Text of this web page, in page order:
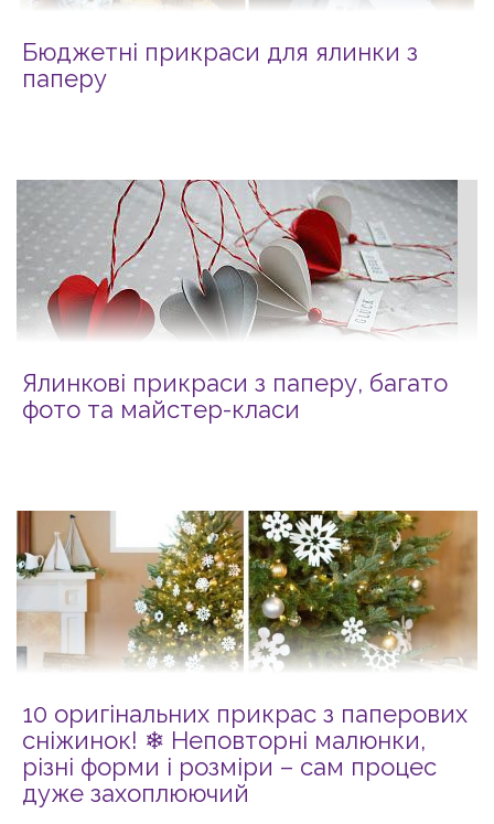
Бюджетні прикраси для ялинки з
паперу
Ялинкові прикраси з паперу, багато
фото та майстер-класи
10 оригінальних прикрас з паперових
сніжинок! ❄ Неповторні малюнки,
різні форми і розміри – сам процес
дуже захоплюючий